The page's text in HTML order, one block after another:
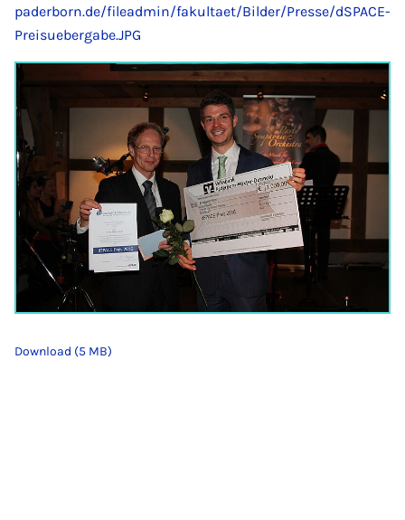
paderborn.de/fileadmin/fakultaet/Bilder/Presse/dSPACE-
Preisuebergabe.JPG
Download (5 MB)